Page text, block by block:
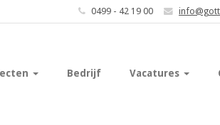
0499 - 42 19 00
Bedrijf Vacatures